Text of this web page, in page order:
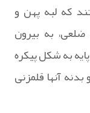
که‌ لبه‌ پهن‌ و
به‌ بیرون‌
به‌ شکل‌ پیکره
آنها قلمزنی‌